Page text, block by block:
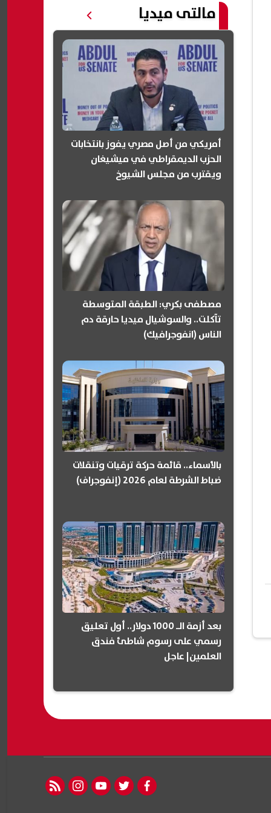
مالتى ميديا
أمريكي من أصل مصري يفوز بانتخابات
الحزب الديمقراطي في ميشيغان
ويقترب من مجلس الشيوخ
مصطفى بكري: الطبقة المتوسطة
تآكلت.. والسوشيال ميديا حارقة دم
الناس (انفوجرافيك)
بالأسماء.. قائمة حركة ترقيات وتنقلات
ضباط الشرطة لعام 2026 (إنفوجراف)
بعد أزمة الـ 1000 دولار.. أول تعليق
رسمي على رسوم شاطئ فندق
العلمين| عاجل
facebook
twitter
youtube
instagram
rss feed